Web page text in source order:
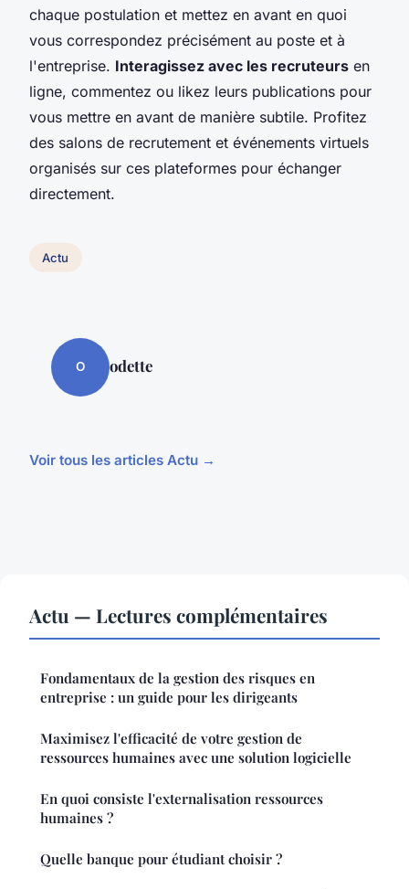
chaque postulation et mettez en avant en quoi
vous correspondez précisément au poste et à
l'entreprise. Interagissez avec les recruteurs en
ligne, commentez ou likez leurs publications pour
vous mettre en avant de manière subtile. Profitez
des salons de recrutement et événements virtuels
organisés sur ces plateformes pour échanger
directement.
Actu
O odette
Voir tous les articles Actu →
Actu — Lectures complémentaires
Fondamentaux de la gestion des risques en
entreprise : un guide pour les dirigeants
Maximisez l'efficacité de votre gestion de
ressources humaines avec une solution logicielle
En quoi consiste l'externalisation ressources
humaines ?
Quelle banque pour étudiant choisir ?